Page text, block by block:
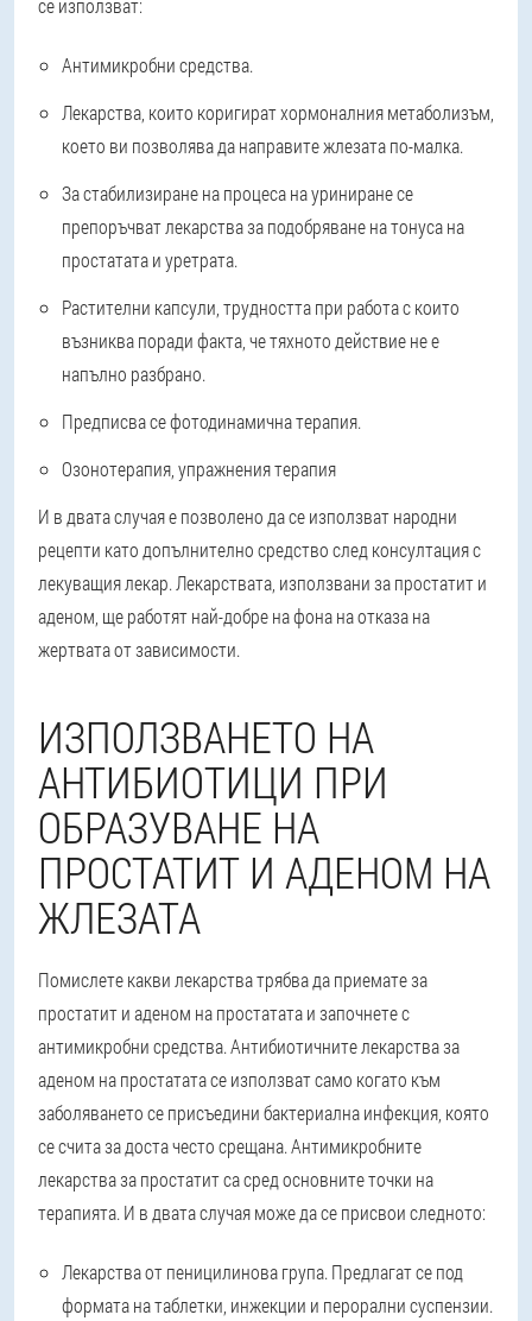
се използват:
Антимикробни средства.
Лекарства, които коригират хормоналния метаболизъм,
което ви позволява да направите жлезата по-малка.
За стабилизиране на процеса на уриниране се
препоръчват лекарства за подобряване на тонуса на
простатата и уретрата.
Растителни капсули, трудността при работа с които
възниква поради факта, че тяхното действие не е
напълно разбрано.
Предписва се фотодинамична терапия.
Озонотерапия, упражнения терапия
И в двата случая е позволено да се използват народни
рецепти като допълнително средство след консултация с
лекуващия лекар. Лекарствата, използвани за простатит и
аденом, ще работят най-добре на фона на отказа на
жертвата от зависимости.
ИЗПОЛЗВАНЕТО НА
АНТИБИОТИЦИ ПРИ
ОБРАЗУВАНЕ НА
ПРОСТАТИТ И АДЕНОМ НА
ЖЛЕЗАТА
Помислете какви лекарства трябва да приемате за
простатит и аденом на простатата и започнете с
антимикробни средства. Антибиотичните лекарства за
аденом на простатата се използват само когато към
заболяването се присъедини бактериална инфекция, която
се счита за доста често срещана. Антимикробните
лекарства за простатит са сред основните точки на
терапията. И в двата случая може да се присвои следното:
Лекарства от пеницилинова група. Предлагат се под
формата на таблетки, инжекции и перорални суспензии.